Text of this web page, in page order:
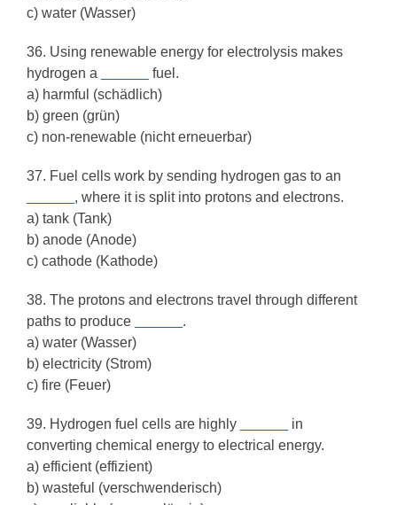
c) water (Wasser)
36. Using renewable energy for electrolysis makes
hydrogen a
fuel.
a) harmful (schädlich)
b) green (grün)
c) non-renewable (nicht erneuerbar)
37. Fuel cells work by sending hydrogen gas to an
, where it is split into protons and electrons.
a) tank (Tank)
b) anode (Anode)
c) cathode (Kathode)
38. The protons and electrons travel through different
paths to produce
.
a) water (Wasser)
b) electricity (Strom)
c) fire (Feuer)
39. Hydrogen fuel cells are highly
in
converting chemical energy to electrical energy.
a) efficient (effizient)
b) wasteful (verschwenderisch)